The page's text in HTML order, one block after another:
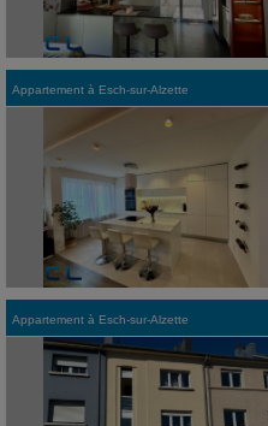
Appartement à Esch-sur-Alzette
Appartement à Esch-sur-Alzette